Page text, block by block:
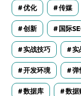
优化 传媒
创新 国际
实战技巧 实
开发环境 弹
数据库 数据